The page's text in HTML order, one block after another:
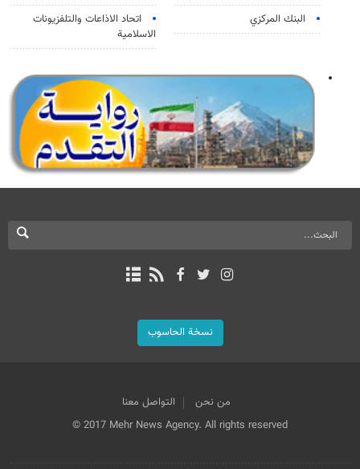
البنك المركزي
اتحاد الاذاعات والتلفزيونات
الاسلامية
نسخة الحاسوب
من نحن
التواصل معنا
© 2017 Mehr News Agency. All rights reserved